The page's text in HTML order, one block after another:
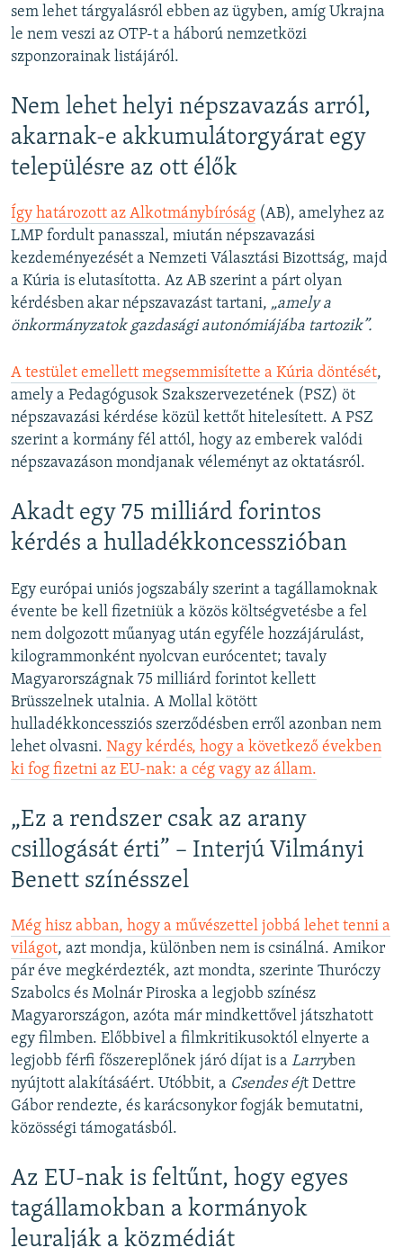
sem lehet tárgyalásról ebben az ügyben, amíg Ukrajna
le nem veszi az OTP-t a háború nemzetközi
szponzorainak listájáról.
Nem lehet helyi népszavazás arról,
akarnak-e akkumulátorgyárat egy
településre az ott élők
Így határozott az Alkotmánybíróság (AB), amelyhez az
LMP fordult panasszal, miután népszavazási
kezdeményezését a Nemzeti Választási Bizottság, majd
a Kúria is elutasította. Az AB szerint a párt olyan
kérdésben akar népszavazást tartani, „amely a
önkormányzatok gazdasági autonómiájába tartozik”.
A testület emellett megsemmisítette a Kúria döntését,
amely a Pedagógusok Szakszervezetének (PSZ) öt
népszavazási kérdése közül kettőt hitelesített. A PSZ
szerint a kormány fél attól, hogy az emberek valódi
népszavazáson mondjanak véleményt az oktatásról.
Akadt egy 75 milliárd forintos
kérdés a hulladékkoncesszióban
Egy európai uniós jogszabály szerint a tagállamoknak
évente be kell fizetniük a közös költségvetésbe a fel
nem dolgozott műanyag után egyféle hozzájárulást,
kilogrammonként nyolcvan eurócentet; tavaly
Magyarországnak 75 milliárd forintot kellett
Brüsszelnek utalnia. A Mollal kötött
hulladékkoncessziós szerződésben erről azonban nem
lehet olvasni. Nagy kérdés, hogy a következő években
ki fog fizetni az EU-nak: a cég vagy az állam.
„Ez a rendszer csak az arany
csillogását érti” – Interjú Vilmányi
Benett színésszel
Még hisz abban, hogy a művészettel jobbá lehet tenni a
világot, azt mondja, különben nem is csinálná. Amikor
pár éve megkérdezték, azt mondta, szerinte Thuróczy
Szabolcs és Molnár Piroska a legjobb színész
Magyarországon, azóta már mindkettővel játszhatott
egy filmben. Előbbivel a filmkritikusoktól elnyerte a
legjobb férfi főszereplőnek járó díjat is a Larryben
nyújtott alakításáért. Utóbbit, a Csendes éjt Dettre
Gábor rendezte, és karácsonykor fogják bemutatni,
közösségi támogatásból.
Az EU-nak is feltűnt, hogy egyes
tagállamokban a kormányok
leuralják a közmédiát